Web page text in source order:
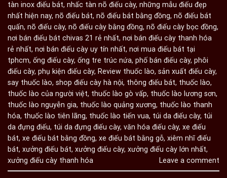
tàn inox điếu bát, nhấc tàn nõ điếu cày, những mẫu điếu đẹp
nhất hiện nay, nõ điếu bát, nõ điếu bát bằng đồng, nõ điếu bát
quấn, nõ điếu cày, nõ điếu cày bằng đồng, nõ điếu cày bọc đồng,
nơi bán điếu bát chivas 21 rẻ nhất, nơi bán điếu cày thanh hóa
rẻ nhất, nơi bán điếu cày uy tín nhất, nơi mua điếu bát tại
tphcm, ống điếu cày, ống tre trúc nứa, phố bán điếu cày, phôi
điếu cày, phụ kiện điếu cày, Review thuốc lào, sản xuất điếu cày,
say thuốc lào, shop điếu cày hà nội, thông điếu bát, thuốc lào,
thuốc lào của người việt, thuốc lào gò vấp, thuốc lào lương sơn,
thuốc lào nguyễn gia, thuốc lào quảng xương, thuốc lào thanh
hóa, thuốc lào tiên lãng, thuốc lào tiến vua, túi da điếu cày, túi
da đựng điếu, túi da đựng điếu cày, văn hóa điếu cày, xe điếu
bát, xe điếu bát bằng đồng, xe điếu bát bằng gỗ, xiêm nhĩ điếu
bát, xưởng điếu bát, xưởng điếu cày, xưởng điếu cày lớn nhất,
xưởng điếu cày thanh hóa
Leave a comment